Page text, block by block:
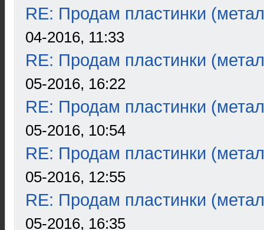
RE: Продам пластинки
04-2016, 11:33
RE: Продам пластинки
05-2016, 16:22
RE: Продам пластинки
05-2016, 10:54
RE: Продам пластинки
05-2016, 12:55
RE: Продам пластинки
05-2016, 16:35